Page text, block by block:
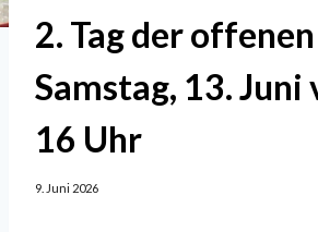
2. Tag der
Samstag, 13. Juni
16 Uhr
9. Juni 2026